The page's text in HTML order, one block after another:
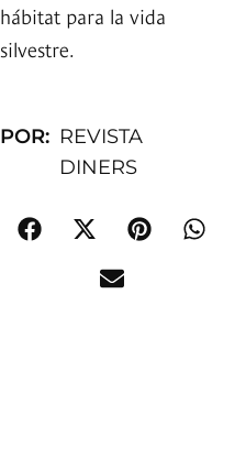
hábitat para la vida
silvestre.
POR: REVISTA
DINERS